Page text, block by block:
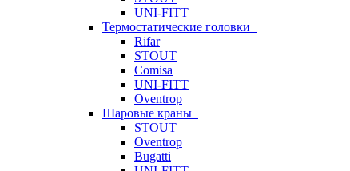
UNI-FITT
Термостатические головки
Rifar
STOUT
Comisa
UNI-FITT
Oventrop
Шаровые краны
STOUT
Oventrop
Bugatti